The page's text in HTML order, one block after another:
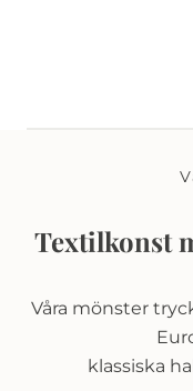
Textilkonst
Våra mönster
klassiska